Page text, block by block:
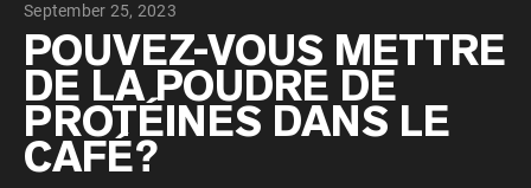
PROTÉINES VÉGANES Meilleure Vente
Protéine de pois
September 25, 2023
POUVEZ-VOUS METTRE
DE LA POUDRE DE
PROTÉINES DANS LE
CAFÉ?